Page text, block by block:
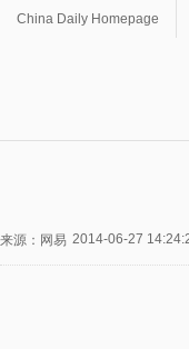
China Daily Homepage
来源：网易 2014-06-27